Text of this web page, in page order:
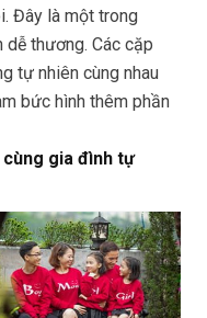
Đây là một trong
dễ thương. Các cặp
tự nhiên cùng nhau
bức hình thêm phần
cùng gia đình tự